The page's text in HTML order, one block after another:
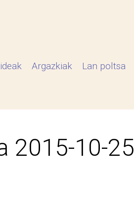
Argazkiak Lan poltsa
2015-10-25